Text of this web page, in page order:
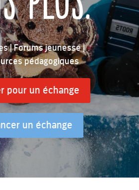
| Forums jeunesse |
pédagogiques
pour un échange
un échange